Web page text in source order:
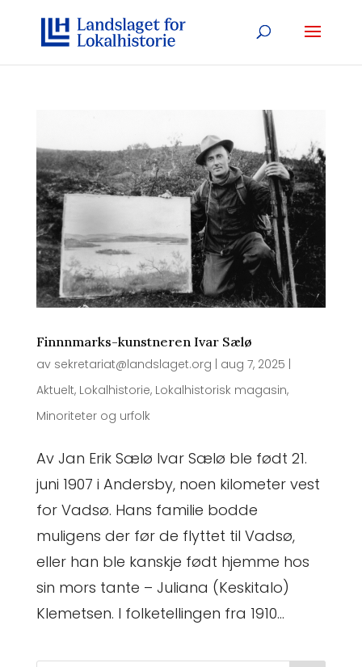
Finnnmarks-kunstneren Ivar Sælø
av sekretariat@landslaget.org | aug 7, 2025 |
Aktuelt, Lokalhistorie, Lokalhistorisk magasin,
Minoriteter og urfolk
Av Jan Erik Sælø Ivar Sælø ble født 21.
juni 1907 i Andersby, noen kilometer vest
for Vadsø. Hans familie bodde
muligens der før de flyttet til Vadsø,
eller han ble kanskje født hjemme hos
sin mors tante – Juliana (Keskitalo)
Klemetsen. I folketellingen fra 1910...